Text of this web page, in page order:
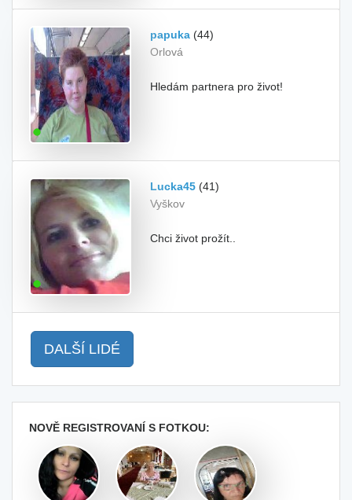
papuka (44)
Orlová
Hledám partnera pro život!
Lucka45 (41)
Vyškov
Chci život prožít..
DALŠÍ LIDÉ
NOVĚ REGISTROVANÍ S FOTKOU: